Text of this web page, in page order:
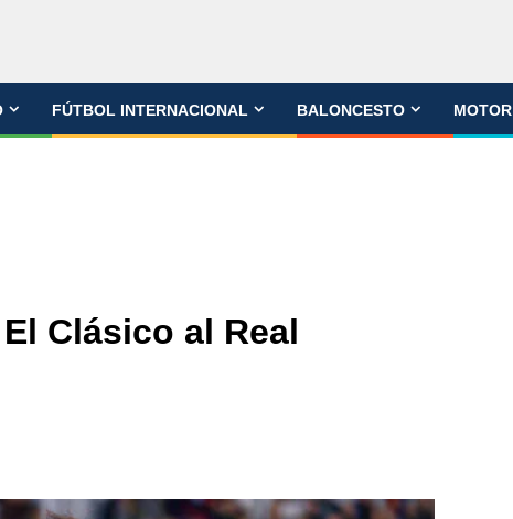
FÚTBOL INTERNACIONAL BALONCESTO MOTOR
Clásico al Real